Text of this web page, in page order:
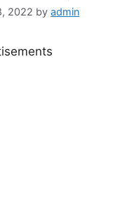
2022 by admin